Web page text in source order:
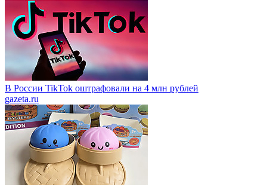
В России TikTok оштрафовали на 4 млн рублей
gazeta.ru